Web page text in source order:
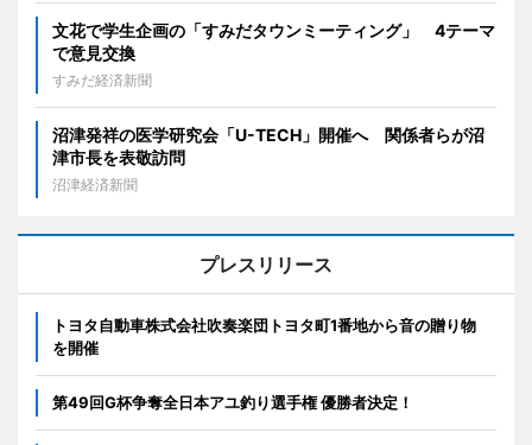
文花で学生企画の「すみだタウンミーティング」 4テーマ
で意見交換
すみだ経済新聞
沼津発祥の医学研究会「U-TECH」開催へ 関係者らが沼
津市長を表敬訪問
沼津経済新聞
プレスリリース
トヨタ自動車株式会社吹奏楽団トヨタ町1番地から音の贈り物
を開催
第49回G杯争奪全日本アユ釣り選手権 優勝者決定！